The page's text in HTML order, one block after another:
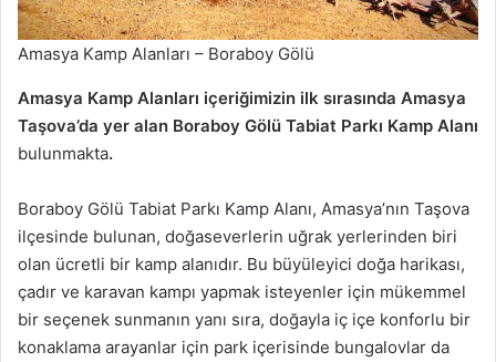
Amasya Kamp Alanları – Boraboy Gölü
Amasya Kamp Alanları içeriğimizin ilk sırasında Amasya
Taşova’da yer alan Boraboy Gölü Tabiat Parkı Kamp Alanı
bulunmakta.
Boraboy Gölü Tabiat Parkı Kamp Alanı, Amasya’nın Taşova
ilçesinde bulunan, doğaseverlerin uğrak yerlerinden biri
olan ücretli bir kamp alanıdır. Bu büyüleyici doğa harikası,
çadır ve karavan kampı yapmak isteyenler için mükemmel
bir seçenek sunmanın yanı sıra, doğayla iç içe konforlu bir
konaklama arayanlar için park içerisinde bungalovlar da